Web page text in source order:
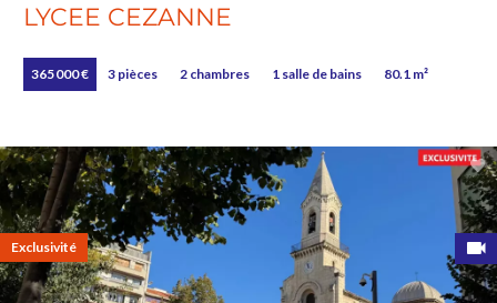
LYCEE CEZANNE
365 000 € 3 pièces 2 chambres 1 salle de bains 80.1 m²
Exclusivité